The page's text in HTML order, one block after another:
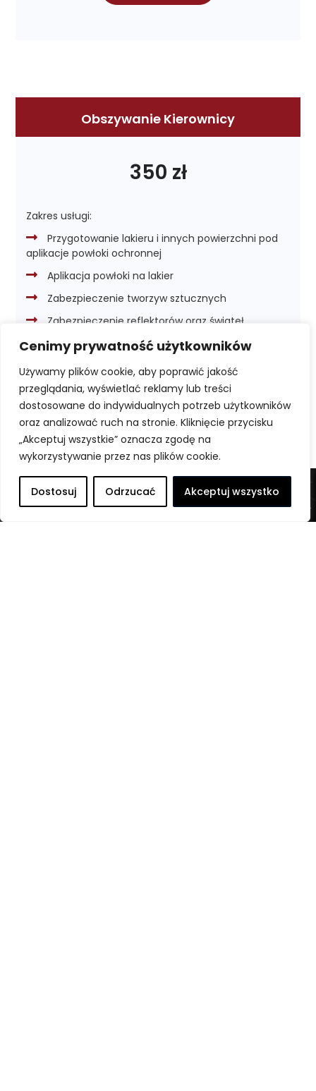
Cenimy prywatność użytkowników
Używamy plików cookie, aby poprawić jakość
przeglądania, wyświetlać reklamy lub treści
dostosowane do indywidualnych potrzeb użytkowników
oraz analizować ruch na stronie. Kliknięcie przycisku
„Akceptuj wszystkie” oznacza zgodę na
wykorzystywanie przez nas plików cookie.
Dostosuj Odrzucać Akceptuj wszystko
Obszywanie Kierownicy
350 zł
Zakres usługi:
Przygotowanie lakieru i innych powierzchni pod
aplikacje powłoki ochronnej
Aplikacja powłoki na lakier
Zabezpieczenie tworzyw sztucznych
Zabezpieczenie reflektorów oraz świateł
Zamów